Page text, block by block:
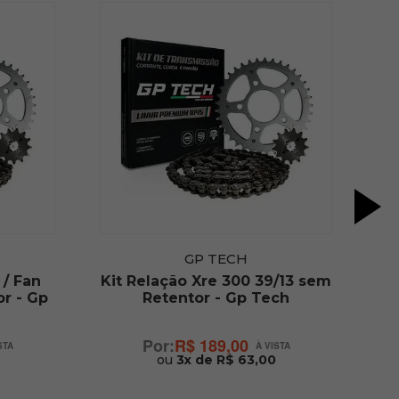
Fan
- Gp
GP TECH
Kit Relação Xre 300 39/13 sem
Retentor - Gp Tech
R$ 189,00
ou 3x de R$ 63,00